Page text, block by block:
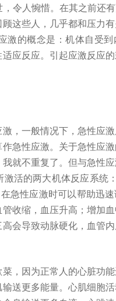
令人惋惜。在其之前还
这些人，几乎都和压力
激的概念是：机体自受
应反应。引起应激反应的
，一般情况下，急性应
急性应激。关于急性应
就不重复了。但与急性
活的两大机体反应系统
急性应激时可以帮助迅
收缩，血压升高；增加
会导致动脉硬化，血管
，因为正常人的心脏功能
送更多能量。心肌细胞